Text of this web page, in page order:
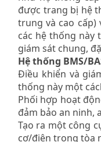
được trang bị hệ
trung và cao cấp)
các hệ thống
giám sát chung,
Hệ thống BMS/
Điều khiển và
thống này một
Phối hợp hoạt
đảm bảo an ninh,
Tạo ra một công
cơ/điện trong tòa